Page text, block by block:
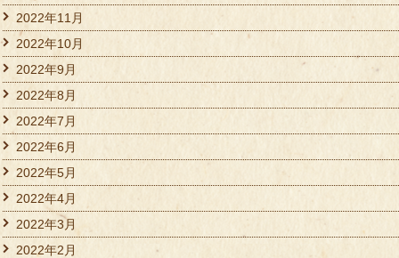
2022年11月
2022年10月
2022年9月
2022年8月
2022年7月
2022年6月
2022年5月
2022年4月
2022年3月
2022年2月